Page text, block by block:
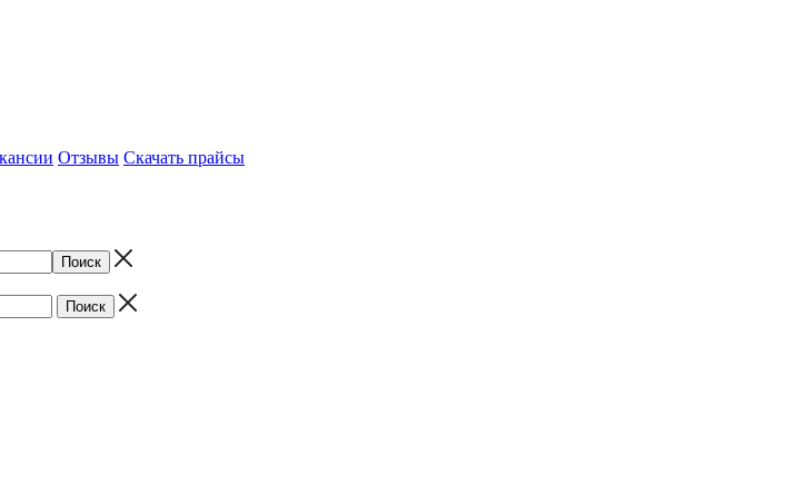
Отзывы Скачать прайсы